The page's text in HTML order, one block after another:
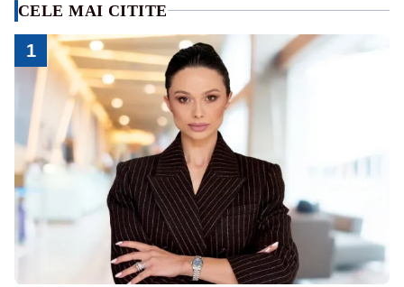
CELE MAI CITITE
1